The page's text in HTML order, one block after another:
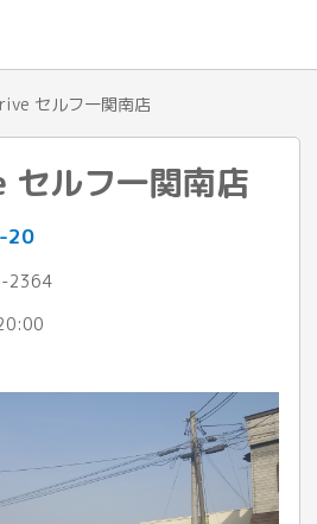
セルフ一関南店
ルフ一関南店
20
2364